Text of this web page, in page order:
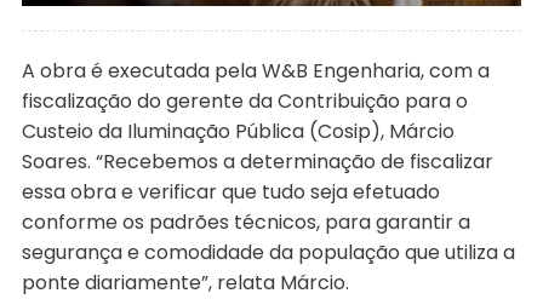
A obra é executada pela W&B Engenharia, com a
fiscalização do gerente da Contribuição para o
Custeio da Iluminação Pública (Cosip), Márcio
Soares. “Recebemos a determinação de fiscalizar
essa obra e verificar que tudo seja efetuado
conforme os padrões técnicos, para garantir a
segurança e comodidade da população que utiliza a
ponte diariamente”, relata Márcio.